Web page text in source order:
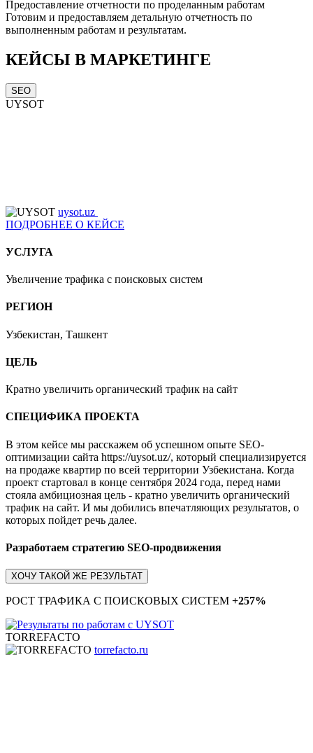
Предоставление отчетности по проделанным работам
Готовим и предоставляем детальную отчетность по
выполненным работам и результатам.
КЕЙСЫ В МАРКЕТИНГЕ
SEO
UYSOT
uysot.uz
ПОДРОБНЕЕ О КЕЙСЕ
УСЛУГА
Увеличение трафика с поисковых систем
РЕГИОН
Узбекистан, Ташкент
ЦЕЛЬ
Кратно увеличить органический трафик на сайт
СПЕЦИФИКА ПРОЕКТА
В этом кейсе мы расскажем об успешном опыте SEO-
оптимизации сайта https://uysot.uz/, который специализируется
на продаже квартир по всей территории Узбекистана. Когда
проект стартовал в конце сентября 2024 года, перед нами
стояла амбициозная цель - кратно увеличить органический
трафик на сайт. И мы добились впечатляющих результатов, о
которых пойдет речь далее.
Разработаем стратегию SEO-продвижения
ХОЧУ ТАКОЙ ЖЕ РЕЗУЛЬТАТ
РОСТ ТРАФИКА С ПОИСКОВЫХ СИСТЕМ +257%
TORREFACTO
torrefacto.ru